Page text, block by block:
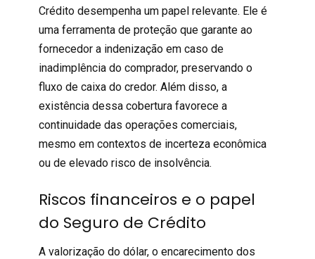
Créditodesempenha um papel relevante. Ele é
uma ferramenta de proteção que garante ao
fornecedor a indenização em caso de
inadimplência do comprador, preservando o
fluxo de caixa do credor. Além disso, a
existência dessa cobertura favorece a
continuidade das operações comerciais,
mesmo em contextos de incerteza econômica
ou de elevado risco de insolvência.
Riscos financeiros e o papel
do Seguro de Crédito
A valorização do dólar, o encarecimento dos